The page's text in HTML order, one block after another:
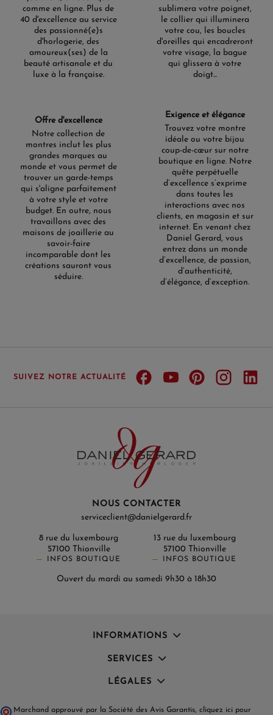
comme en ligne. Plus de
40 d'excellence au service
des passionné(e)s
d'horlogerie, des
amoureux(ses) de la
beauté artisanale et du
luxe à la française.
sublimera votre poignet,
le collier qui illuminera
votre cou, les boucles
d'oreilles qui encadreront
votre visage, la bague
qui glissera à votre
doigt...
Offre d'excellence
Notre collection de
montres inclut les plus
grandes marques au
monde et vous permet de
trouver un garde-temps
qui s'aligne parfaitement
à votre style et votre
budget. En outre, nous
travaillons avec des
maisons de joaillerie au
savoir-faire
incomparable dont les
créations sauront vous
séduire.
Exigence et élégance
Trouvez votre montre
idéale ou votre bijou
coup-de-cœur sur notre
boutique en ligne. Notre
quête perpétuelle
d’excellence s’exprime
dans toutes les
interactions avec nos
clients, en magasin et sur
internet. En venant chez
Daniel Gerard, vous
entrez dans un monde
d’excellence, de passion,
d’authenticité,
d’élégance, d’exception.
SUIVEZ NOTRE ACTUALITÉ
NOUS CONTACTER
serviceclient@danielgerard.fr
8 rue du luxembourg
57100 Thionville
INFOS BOUTIQUE
13 rue du luxembourg
57100 Thionville
INFOS BOUTIQUE
Ouvert du mardi au samedi 9h30 à 18h30
INFORMATIONS
SERVICES
LÉGALES
Marchand approuvé par la Société des Avis Garantis, cliquez ici pour